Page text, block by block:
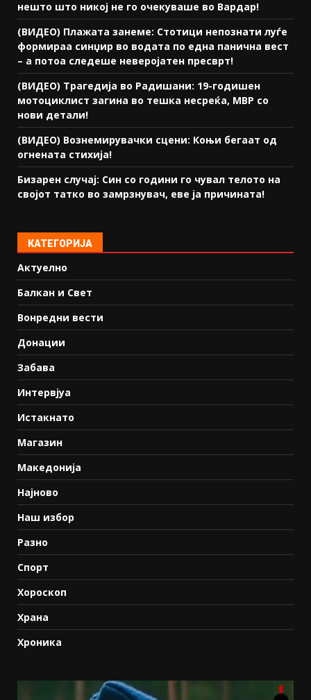
нешто што никој не го очекуваше во Вардар!
(ВИДЕО) Плажата занеме: Стотици непознати луѓе
формираа синџир во водата по една панична вест
– а потоа следеше неверојатен пресврт!
(ВИДЕО) Трагедија во Радишани: 19-годишен
мотоциклист загина во тешка несреќа, МВР со
нови детали!
(ВИДЕО) Вознемирувачки сцени: Коњи бегаат од
огнената стихија!
Бизарен случај: Син со години го чувал телото на
својот татко во замрзнувач, еве ја причината!
КАТЕГОРИЈА
Актуелно
Балкан и Свет
Вонредни вести
Донации
Забава
Интервјуа
Истакнато
Магазин
Македонија
Најново
Наш избор
Разно
Спорт
Хороскоп
Храна
Хроника